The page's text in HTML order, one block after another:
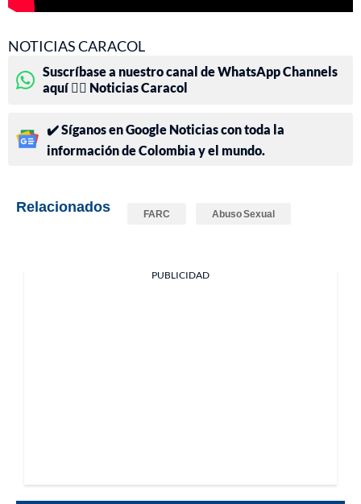
NOTICIAS CARACOL
Suscríbase a nuestro canal de WhatsApp Channels
aquí 👉🏻 Noticias Caracol
✔️ Síganos en Google Noticias con toda la
información de Colombia y el mundo.
Relacionados FARC Abuso Sexual
PUBLICIDAD